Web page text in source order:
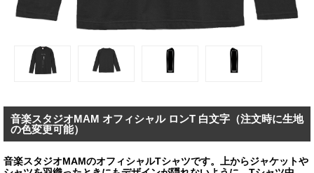
音楽スタジオMAM オフィシャル ロンT 白文字（注文時に生地
の色変更可能）
音楽スタジオMAMのオフィシャルTシャツです。上からジャケットや